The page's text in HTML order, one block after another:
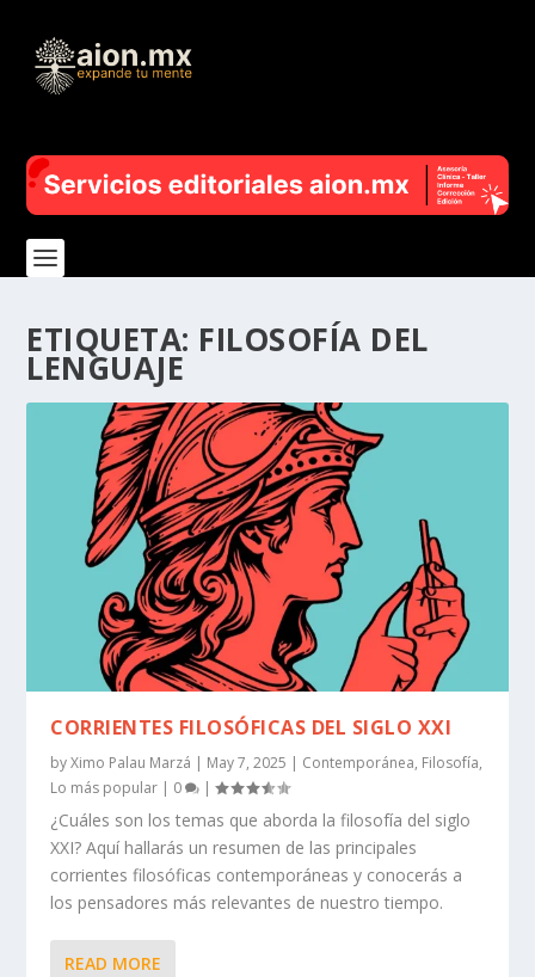
ETIQUETA: FILOSOFÍA DEL
LENGUAJE
CORRIENTES FILOSÓFICAS DEL SIGLO XXI
byXimo Palau Marzá | May 7, 2025 | Contemporánea, Filosofía,
Lo más popular | 0 |
¿Cuáles son los temas que aborda la filosofía del siglo
XXI? Aquí hallarás un resumen de las principales
corrientes filosóficas contemporáneas y conocerás a
los pensadores más relevantes de nuestro tiempo.
READ MORE